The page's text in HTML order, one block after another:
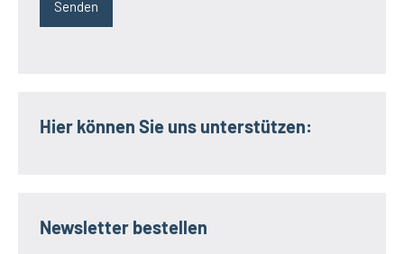
Hier können Sie uns unterstützen:
Newsletter bestellen